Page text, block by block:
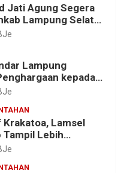
Jati Agung Segera
Lampung Selatan
Miliar
Lampung
kepada
Jacob Tilukay
Lamsel
Tampil Lebih
Empat Event